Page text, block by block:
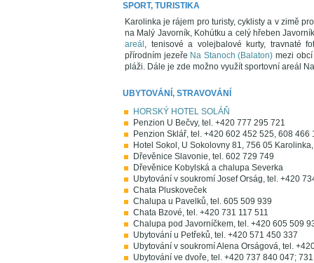
SPORT, TURISTIKA
Karolinka je rájem pro turisty, cyklisty a v zimě
na Malý Javorník, Kohútku a celý hřeben
areál , tenisové a volejbalové kurty, travnaté
přírodním jezeře Na Stanoch (Balaton) mezi
pláži. Dále je zde možno využít sportovní areál
UBYTOVÁNÍ, STRAVOVÁNÍ
HORSKÝ HOTEL SOLÁŇ
Penzion U Bečvy, tel. +420 777 295 721
Penzion Sklář, tel. +420 602 452 525, 608 466
Hotel Sokol, U Sokolovny 81, 756 05
Dřevěnice Slavonie, tel. 602 729 749
Dřevěnice Kobylská a chalupa Severka
Ubytování v soukromí Josef Orság, tel. +420
Chata Pluskoveček
Chalupa u Pavelků, tel. 605 509 939
Chata Bzové, tel. +420 731 117 511
Chalupa pod Javorníčkem, tel. +420 605 509
Ubytování u Petřeků, tel. +420 571 450 337
Ubytování v soukromí Alena Orságová, tel.
Ubytování ve dvoře, tel. +420 737 840 047;